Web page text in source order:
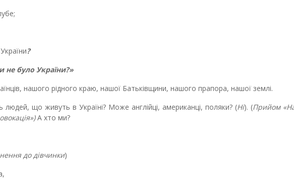
?
не було України?»
нашого рідного краю, нашої Батьківщини, нашого прапора, нашої землі.
людей, що живуть в Україні? Може англійці, американці, поляки? (Ні). (Прийом
А хто ми?
до дівчинки)